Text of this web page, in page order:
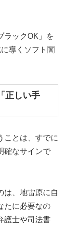
ラックOK」を
導くソフト闇
正しい手
ことは、すでに
確なサインで
は、地雷原に自
たに必要なの
護士や司法書